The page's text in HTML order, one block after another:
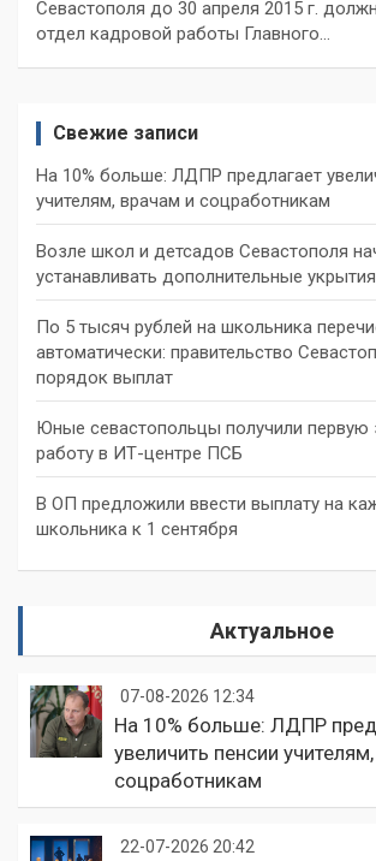
Севастополя до 30 апреля 2015 г.
отдел кадровой работы Главного…
Свежие записи
На 10% больше: ЛДПР предлагает
учителям, врачам и соцработникам
Возле школ и детсадов Севастополя
устанавливать дополнительные укрытия
По 5 тысяч рублей на школьника
автоматически: правительство
порядок выплат
Юные севастопольцы получили первую
работу в ИТ-центре ПСБ
В ОП предложили ввести выплату на
школьника к 1 сентября
Актуальное
07-08-2026 12:34
На 10% больше: ЛДПР
увеличить пенсии
соцработникам
22-07-2026 20:42